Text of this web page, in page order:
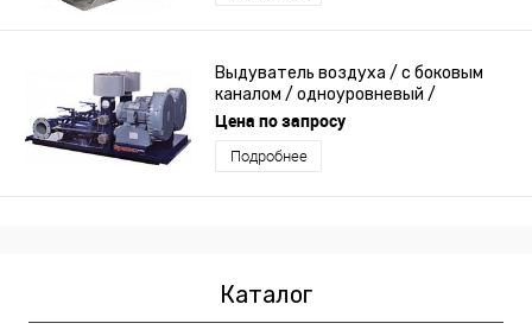
Выдуватель воздуха / с боковым
каналом / одноуровневый /
регенеративный
Цена по запросу
Подробнее
Каталог